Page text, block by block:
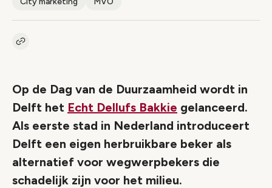
Kopieer link naar artikel
Op de Dag van de Duurzaamheid wordt in
Delft het Echt Dellufs Bakkie gelanceerd.
Als eerste stad in Nederland introduceert
Delft een eigen herbruikbare beker als
alternatief voor wegwerpbekers die
schadelijk zijn voor het milieu.